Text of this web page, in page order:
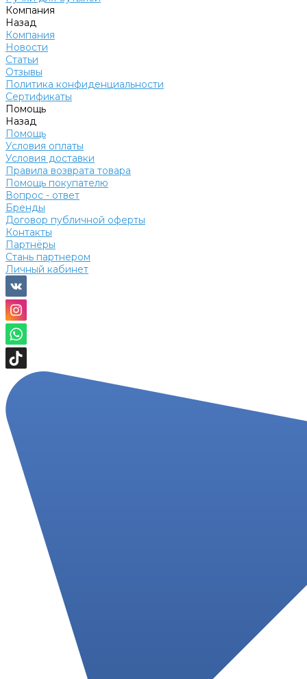
Компания
Назад
Компания
Новости
Статьи
Отзывы
Политика конфиденциальности
Сертификаты
Помощь
Назад
Помощь
Условия оплаты
Условия доставки
Правила возврата товара
Помощь покупателю
Вопрос - ответ
Бренды
Договор публичной оферты
Контакты
Партнёры
Стань партнером
Личный кабинет